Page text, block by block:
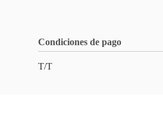
Condiciones de pago
T/T